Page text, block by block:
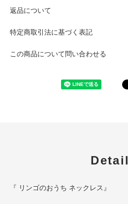
返品について
特定商取引法に基づく表記
この商品について問い合わせる
Detail
『 リンゴのおうち ネックレス』